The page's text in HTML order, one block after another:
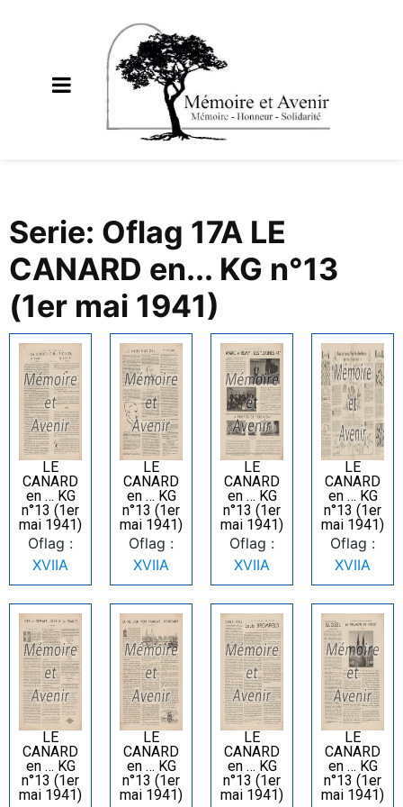
Serie: Oflag 17A LE
CANARD en... KG n°13
(1er mai 1941)
LE
CANARD
en … KG
n°13 (1er
mai 1941)
Oflag :
XVIIA
LE
CANARD
en … KG
n°13 (1er
mai 1941)
Oflag :
XVIIA
LE
CANARD
en … KG
n°13 (1er
mai 1941)
Oflag :
XVIIA
LE
CANARD
en … KG
n°13 (1er
mai 1941)
Oflag :
XVIIA
LE
CANARD
en … KG
n°13 (1er
mai 1941)
LE
CANARD
en … KG
n°13 (1er
mai 1941)
LE
CANARD
en … KG
n°13 (1er
mai 1941)
LE
CANARD
en … KG
n°13 (1er
mai 1941)